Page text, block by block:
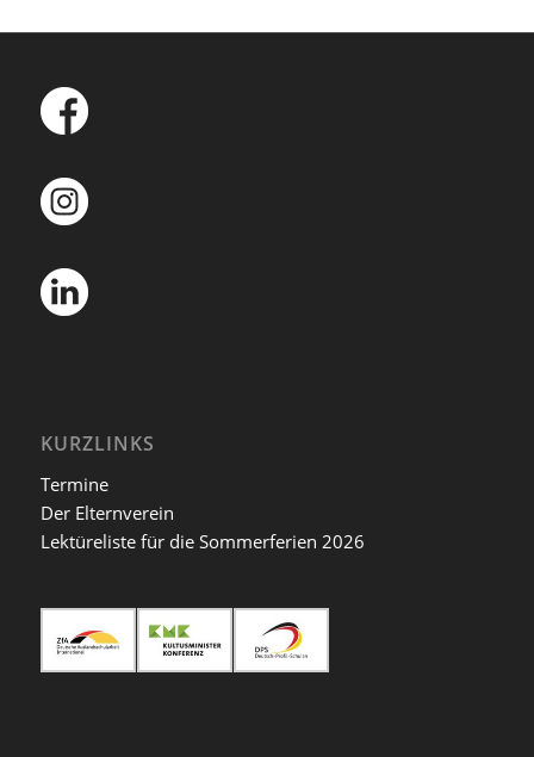
KURZLINKS
Termine
Der Elternverein
Lektüreliste für die Sommerferien 2026